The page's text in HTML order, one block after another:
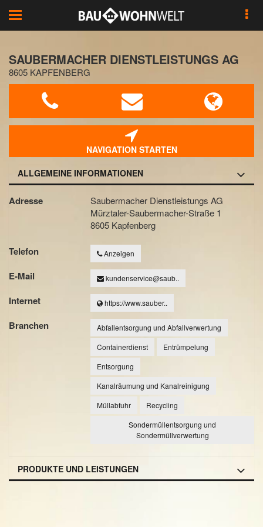
Toggle
navigation
SAUBERMACHER DIENSTLEISTUNGS AG
8605 KAPFENBERG
NAVIGATION STARTEN
ALLGEMEINE INFORMATIONEN
Adresse
Saubermacher Dienstleistungs AG
Mürztaler-Saubermacher-Straße 1
8605 Kapfenberg
Telefon Anzeigen
E-Mail kundenservice@saub..
Internet https://www.sauber..
Branchen
Abfallentsorgung und Abfallverwertung
Containerdienst
Entrümpelung
Entsorgung
Kanalräumung und Kanalreinigung
Müllabfuhr
Recycling
Sondermüllentsorgung und
Sondermüllverwertung
PRODUKTE UND LEISTUNGEN